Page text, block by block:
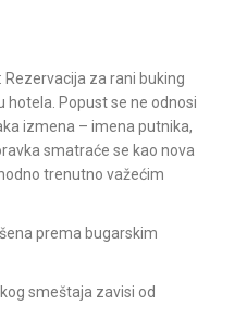
za rani buking
hotela. Popust se ne odnosi
izmena – imena putnika,
smatraće se kao nova
trenutno važećim
prema bugarskim
smeštaja zavisi od